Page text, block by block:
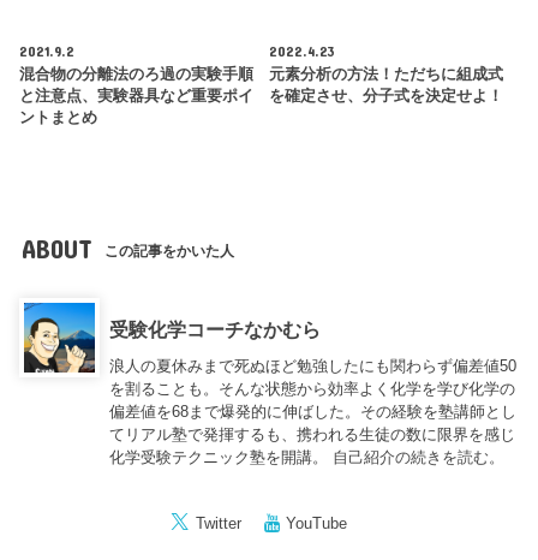
2021.9.2
混合物の分離法のろ過の実験手順
と注意点、実験器具など重要ポイ
ントまとめ
2022.4.23
元素分析の方法！ただちに組成式
を確定させ、分子式を決定せよ！
ABOUT この記事をかいた人
受験化学コーチなかむら
浪人の夏休みまで死ぬほど勉強したにも関わらず偏差値50
を割ることも。そんな状態から効率よく化学を学び化学の
偏差値を68まで爆発的に伸ばした。その経験を塾講師とし
てリアル塾で発揮するも、携われる生徒の数に限界を感じ
化学受験テクニック塾を開講。 自己紹介の続きを読む。
Twitter YouTube